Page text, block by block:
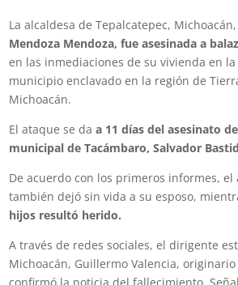
La alcaldesa de Tepalcatepec, Michoacán,
Mendoza Mendoza, fue asesinada a
en las inmediaciones de su vivienda en
municipio enclavado en la región de
Michoacán.
El ataque se daa 11 días del asesinato
municipal de Tacámbaro, Salvador
De acuerdo con los primeros informes,
también dejó sin vida a su esposo,
hijos resultó herido.
A través de redes sociales, el dirigente
Michoacán, Guillermo Valencia,